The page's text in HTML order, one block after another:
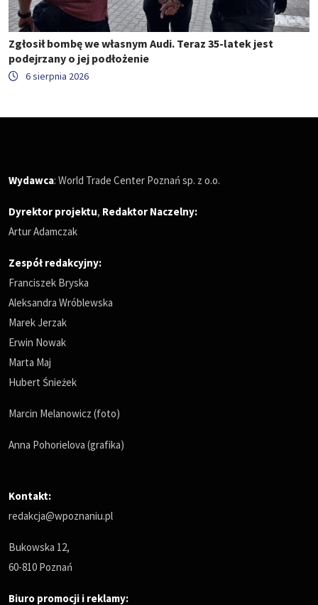
Zgłosił bombę we własnym Audi. Teraz 35-latek jest
podejrzany o jej podłożenie
6 sierpnia 2026
Wydawca: World Trade Center Poznań sp. z o.o.
Dyrektor projektu, Redaktor Naczelny:
Artur Adamczak
Zespół redakcyjny:
Franciszek Bryska
Aleksandra Wróblewska
Marek Jerzak
Erwin Nowak
Marta Maj
Hubert Śnieżek
Marcin Melanowicz (foto)
Anna Pohorielova (grafika)
Kontakt:
redakcja@wpoznaniu.pl
Bukowska 12,
60-810 Poznań
Biuro promocji i reklamy: